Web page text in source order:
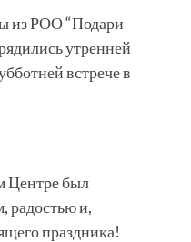
из РОО “Подари
утренней
встрече в
Центре был
радостью и,
праздника!